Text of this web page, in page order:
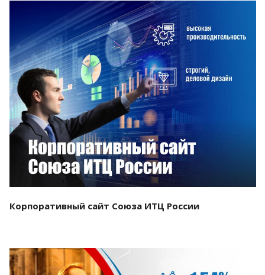
Смотреть проект
Корпоративный сайт Союза ИТЦ России